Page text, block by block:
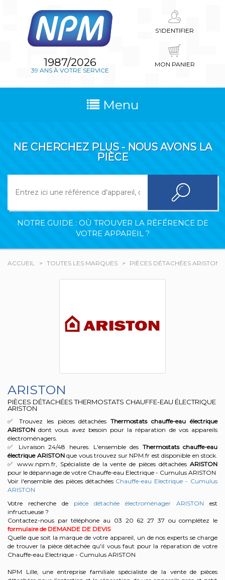
1987/2026
39 ANS À VOTRE SERVICE
S'IDENTIFIER
MON PANIER
Menu
NE CHERCHEZ PLUS - NOUS AVONS LA
PIÈCE
NOTRE GUIDE : OÙ TROUVER LA RÉFÉRENCE DE
VOTRE APPAREIL ?
ACCUEIL TOUTES LES MARQUES PIÈCES DÉTACHÉES ARISTON
ARISTON
PIÈCES DÉTACHÉES THERMOSTATS CHAUFFE-EAU ÉLECTRIQUE
ARISTON
✅ Trouvez les pièces détachéesThermostats chauffe-eau électrique
ARISTON dont vous avez besoin pour la réparation de vos appareils
électroménagers.
✅ Livraison 24/48 heures. L'ensemble des Thermostats chauffe-eau
électrique ARISTONque vous trouvez sur NPM.fr est disponible en stock.
✅ www.npm.fr, Spécialiste de la vente de pièces détachées ARISTON
pour le dépannage de votre Chauffe-eau Electrique - Cumulus ARISTON
Voir l'ensemble des pièces détachées Chauffe-eau Electrique - Cumulus
ARISTON
Votre recherche de pièce détachée électroménager ARISTON est
infructueuse ?
Contactez-nous par téléphone au 03 20 62 27 37 ou complétez le
formulaire de DEMANDE DE DEVIS
Quelle que soit la marque de votre appareil, un de nos experts se charge
de trouver la pièce détachée qu'il vous faut pour la réparation de votre
Chauffe-eau Electrique - Cumulus ARISTON
NPM Lille, une entreprise familiale spécialiste de la vente de pièces